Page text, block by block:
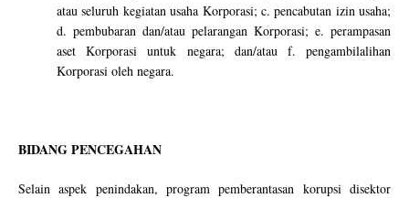
atau seluruh kegiatan usaha Korporasi; c. pencabutan izin usaha;
d. pembubaran dan/atau pelarangan Korporasi; e. perampasan
aset Korporasi untuk negara; dan/atau f. pengambilalihan
Korporasi oleh negara.
BIDANG PENCEGAHAN
Selain aspek penindakan, program pemberantasan korupsi disektor